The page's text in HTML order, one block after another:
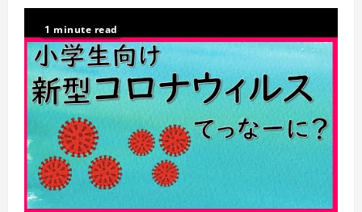
1 minute read